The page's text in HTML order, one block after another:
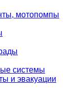
мотопомпы
системы
и эвакуации